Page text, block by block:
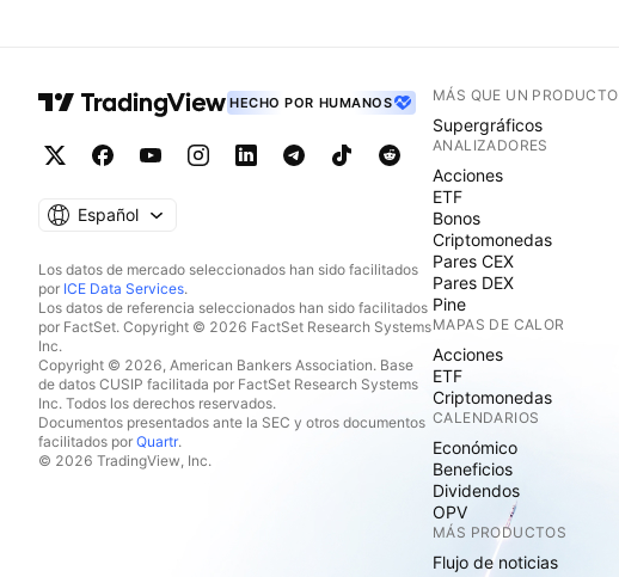
HECHO POR HUMANOS
Español
Los datos de mercado seleccionados han sido facilitados
por ICE Data Services.
Los datos de referencia seleccionados han sido facilitados
por FactSet. Copyright © 2026 FactSet Research Systems
Inc.
Copyright © 2026, American Bankers Association. Base
de datos CUSIP facilitada por FactSet Research Systems
Inc. Todos los derechos reservados.
Documentos presentados ante la SEC y otros documentos
facilitados por Quartr.
© 2026 TradingView, Inc.
MÁS QUE UN PRODUCTO
Supergráficos
ANALIZADORES
Acciones
ETF
Bonos
Criptomonedas
Pares CEX
Pares DEX
Pine
MAPAS DE CALOR
Acciones
ETF
Criptomonedas
CALENDARIOS
Económico
Beneficios
Dividendos
OPV
MÁS PRODUCTOS
Flujo de noticias